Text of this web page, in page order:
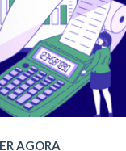
AGORA